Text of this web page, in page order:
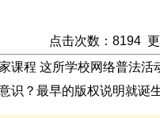
点击次数： 8194
课程 这所学校网络普法活
识？最早的版权说明就诞